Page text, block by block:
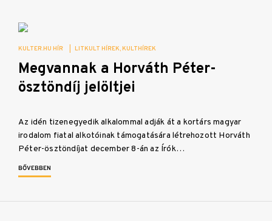
KULTER.HU HÍR LITKULT HÍREK KULTHÍREK
Megvannak a Horváth Péter-
ösztöndíj jelöltjei
Az idén tizenegyedik alkalommal adják át a kortárs magyar
irodalom fiatal alkotóinak támogatására létrehozott Horváth
Péter-ösztöndíjat december 8-án az Írók…
BŐVEBBEN